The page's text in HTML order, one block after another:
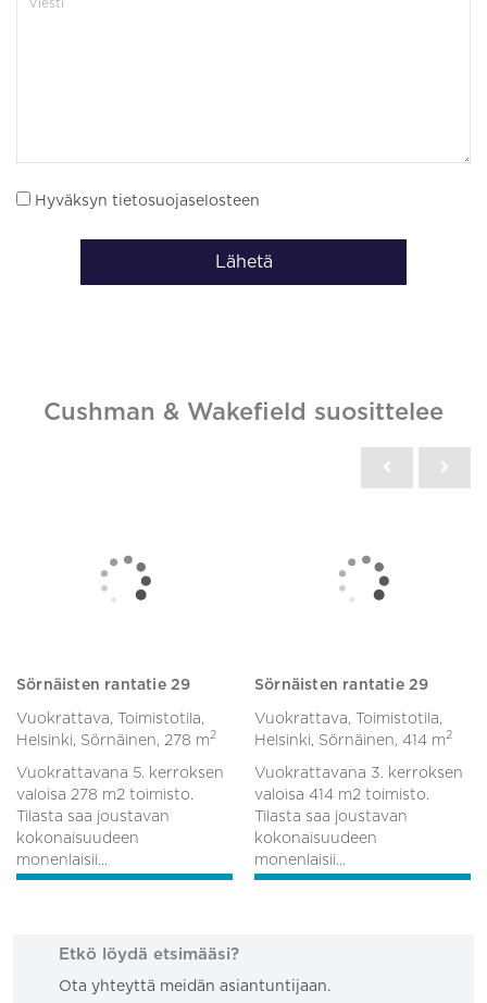
Hyväksyn tietosuojaselosteen
Lähetä
Cushman & Wakefield suosittelee
Sörnäisten rantatie 29
Vuokrattava, Toimistotila,
Helsinki, Sörnäinen, 278 m2
Vuokrattavana 5. kerroksen
valoisa 278 m2 toimisto.
Tilasta saa joustavan
kokonaisuudeen
monenlaisii...
Sörnäisten rantatie 29
Vuokrattava, Toimistotila,
Helsinki, Sörnäinen, 414 m2
Vuokrattavana 3. kerroksen
valoisa 414 m2 toimisto.
Tilasta saa joustavan
kokonaisuudeen
monenlaisii...
Etkö löydä etsimääsi?
Ota yhteyttä meidän asiantuntijaan.